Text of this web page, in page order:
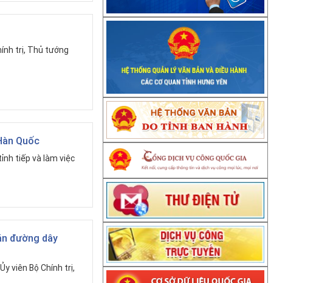
trị, Thủ tướng
Quốc
tiếp và làm việc
đường dây
viên Bộ Chính trị,